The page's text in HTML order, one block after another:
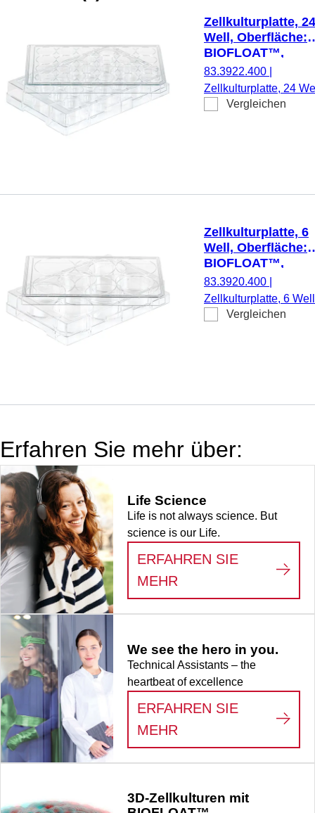
Zellkulturplatte, 24
Well, Oberfläche:
BIOFLOAT™,
Flachboden
83.3922.400
Zellkulturplatte, 24
Material: PS,
Vergleichen
Zellkulturplatte, 6
Well, Oberfläche:
BIOFLOAT™,
Flachboden
83.3920.400
Zellkulturplatte, 6
Material: PS,
Vergleichen
Erfahren Sie mehr über:
Life Science
Life is not always science. But
science is our Life.
ERFAHREN SIE
MEHR
We see the hero in you.
Technical Assistants – the
heartbeat of excellence
ERFAHREN SIE
MEHR
WE SEE THE
3D-Zellkulturen mit